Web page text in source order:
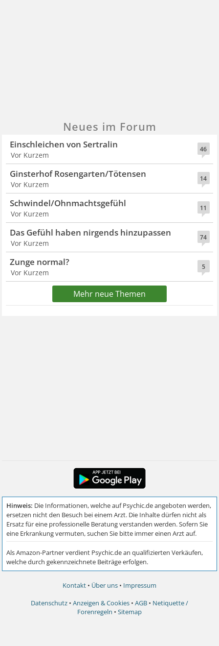
Neues im Forum
46
Einschleichen von Sertralin
Vor Kurzem
14
Ginsterhof Rosengarten/Tötensen
Vor Kurzem
11
Schwindel/Ohnmachtsgefühl
Vor Kurzem
74
Das Gefühl haben nirgends hinzupassen
Vor Kurzem
5
Zunge normal?
Vor Kurzem
Mehr neue Themen
Kontakt • Über uns • Impressum
Datenschutz • Anzeigen & Cookies • AGB • Netiquette /
Forenregeln • Sitemap